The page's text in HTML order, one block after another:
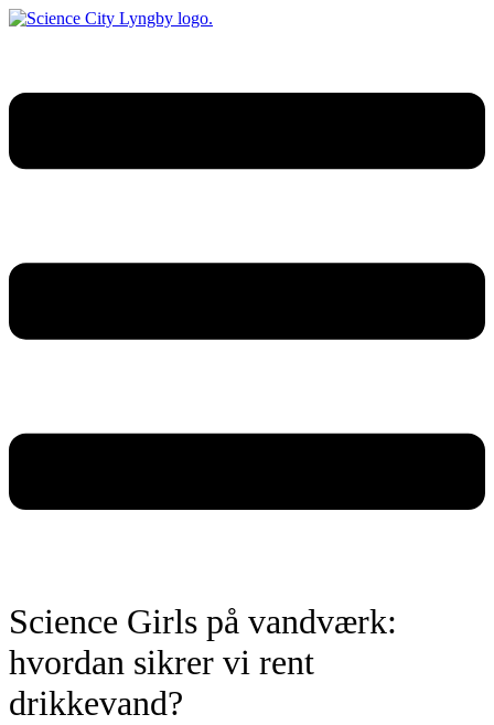
Videre
Science Girls på vandværk:
hvordan sikrer vi rent
drikkevand?